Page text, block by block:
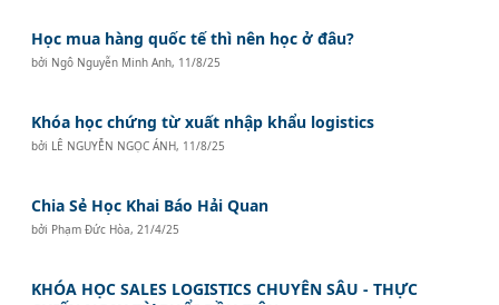
Học mua hàng quốc tế thì nên học ở đâu?
bởi Ngô Nguyễn Minh Anh, 11/8/25
Khóa học chứng từ xuất nhập khẩu logistics
bởi LÊ NGUYỄN NGỌC ÁNH, 11/8/25
Chia Sẻ Học Khai Báo Hải Quan
bởi Phạm Đức Hòa, 21/4/25
KHÓA HỌC SALES LOGISTICS CHUYÊN SÂU - THỰC